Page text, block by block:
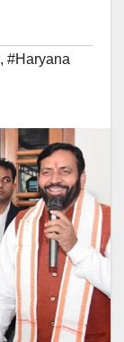
, #Haryana